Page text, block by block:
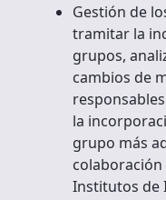
Gestión de
tramitar la
grupos,
cambios de
la
grupo más
Institutos de